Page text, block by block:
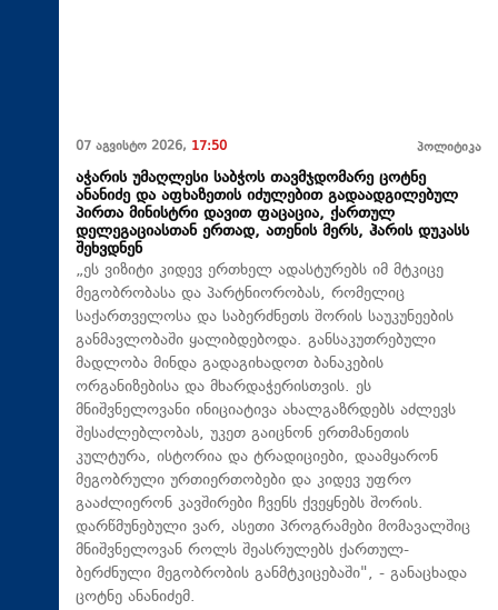
07 აგვისტო 2026, 17:50 პოლიტიკა
აჭარის უმაღლესი საბჭოს თავმჯდომარე ცოტნე
ანანიძე და აფხაზეთის იძულებით გადაადგილებულ
პირთა მინისტრი დავით ფაცაცია, ქართულ
დელეგაციასთან ერთად, ათენის მერს, ჰარის დუკასს
შეხვდნენ
„ეს ვიზიტი კიდევ ერთხელ ადასტურებს იმ მტკიცე
მეგობრობასა და პარტნიორობას, რომელიც
საქართველოსა და საბერძნეთს შორის საუკუნეების
განმავლობაში ყალიბდებოდა. განსაკუთრებული
მადლობა მინდა გადაგიხადოთ ბანაკების
ორგანიზებისა და მხარდაჭერისთვის. ეს
მნიშვნელოვანი ინიციატივა ახალგაზრდებს აძლევს
შესაძლებლობას, უკეთ გაიცნონ ერთმანეთის
კულტურა, ისტორია და ტრადიციები, დაამყარონ
მეგობრული ურთიერთობები და კიდევ უფრო
გააძლიერონ კავშირები ჩვენს ქვეყნებს შორის.
დარწმუნებული ვარ, ასეთი პროგრამები მომავალშიც
მნიშვნელოვან როლს შეასრულებს ქართულ-
ბერძნული მეგობრობის განმტკიცებაში", - განაცხადა
ცოტნე ანანიძემ.